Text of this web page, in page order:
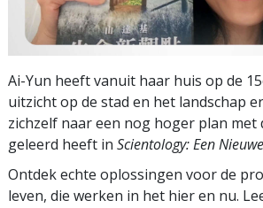
Ai-Yun heeft vanuit haar huis op de
uitzicht op de stad en het landschap
zichzelf naar een nog hoger plan met
geleerd heeft in Scientology: Een
Ontdek echte oplossingen voor de
leven, die werken in het hier en nu.